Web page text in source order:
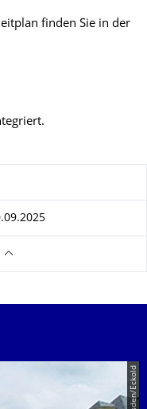
finden Sie in der